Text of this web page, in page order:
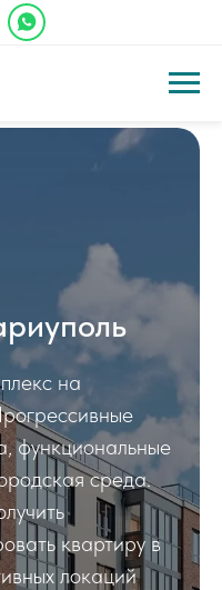
на
функциональные
среда.
квартиру в
локаций